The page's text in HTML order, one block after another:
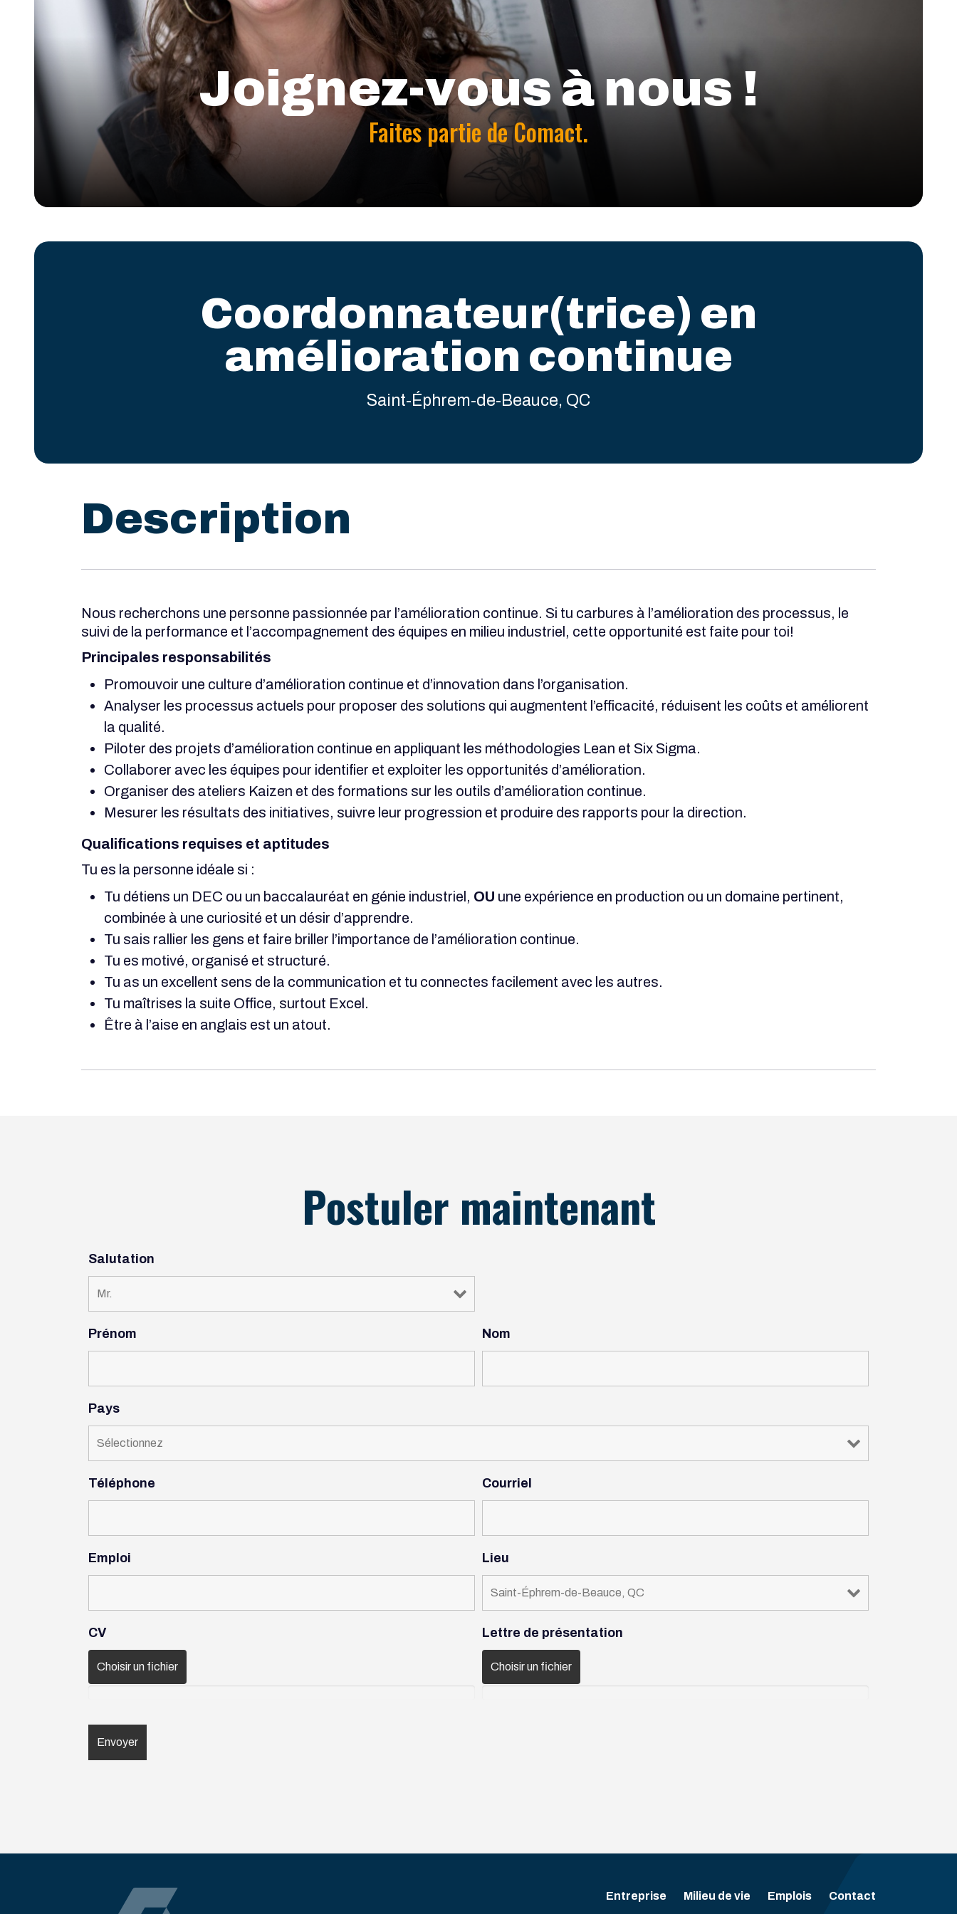
Joignez-vous à nous !
Faites partie de Comact.
Coordonnateur(trice) en
amélioration continue
Saint-Éphrem-de-Beauce, QC
Description
Nous recherchons une personne passionnée par l’amélioration continue. Si tu carbures à l’amélioration des processus, le
suivi de la performance et l’accompagnement des équipes en milieu industriel, cette opportunité est faite pour toi!
Principales responsabilités
Promouvoir une culture d’amélioration continue et d’innovation dans l’organisation.
Analyser les processus actuels pour proposer des solutions qui augmentent l’efficacité, réduisent les coûts et améliorent
la qualité.
Piloter des projets d’amélioration continue en appliquant les méthodologies Lean et Six Sigma.
Collaborer avec les équipes pour identifier et exploiter les opportunités d’amélioration.
Organiser des ateliers Kaizen et des formations sur les outils d’amélioration continue.
Mesurer les résultats des initiatives, suivre leur progression et produire des rapports pour la direction.
Qualifications requises et aptitudes
Tu es la personne idéale si :
Tu détiens un DEC ou un baccalauréat en génie industriel, OU une expérience en production ou un domaine pertinent,
combinée à une curiosité et un désir d’apprendre.
Tu sais rallier les gens et faire briller l’importance de l’amélioration continue.
Tu es motivé, organisé et structuré.
Tu as un excellent sens de la communication et tu connectes facilement avec les autres.
Tu maîtrises la suite Office, surtout Excel.
Être à l’aise en anglais est un atout.
Postuler maintenant
Salutation
Prénom Nom
Pays
Téléphone Courriel
Emploi Lieu
CV
Choisir un fichier
Lettre de présentation
Choisir un fichier
Entreprise Milieu de vie Emplois Contact